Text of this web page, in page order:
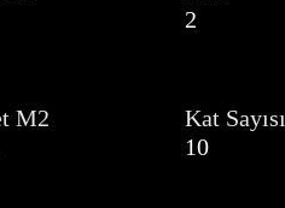
M2
2
Kat Sayısı
10